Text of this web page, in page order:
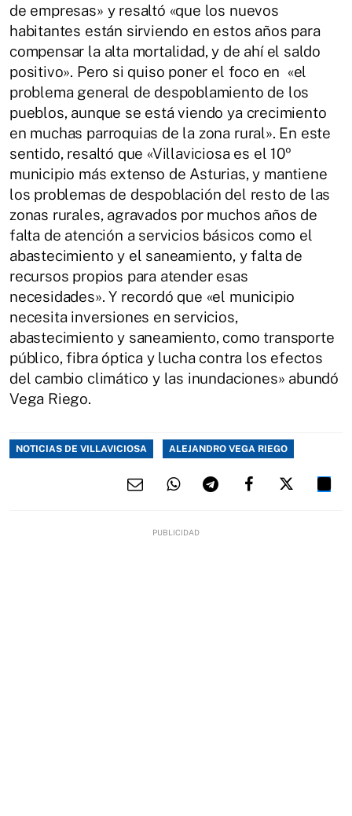
de empresas» y resaltó «que los nuevos
habitantes están sirviendo en estos años para
compensar la alta mortalidad, y de ahí el saldo
positivo». Pero si quiso poner el foco en «el
problema general de despoblamiento de los
pueblos, aunque se está viendo ya crecimiento
en muchas parroquias de la zona rural». En este
sentido, resaltó que «Villaviciosa es el 10º
municipio más extenso de Asturias, y mantiene
los problemas de despoblación del resto de las
zonas rurales, agravados por muchos años de
falta de atención a servicios básicos como el
abastecimiento y el saneamiento, y falta de
recursos propios para atender esas
necesidades». Y recordó que «el municipio
necesita inversiones en servicios,
abastecimiento y saneamiento, como transporte
público, fibra óptica y lucha contra los efectos
del cambio climático y las inundaciones» abundó
Vega Riego.
NOTICIAS DE VILLAVICIOSA ALEJANDRO VEGA RIEGO